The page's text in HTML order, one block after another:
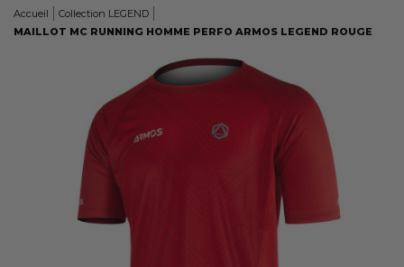
Accueil
Collection LEGEND
MAILLOT MC RUNNING HOMME PERFO ARMOS LEGEND ROUGE